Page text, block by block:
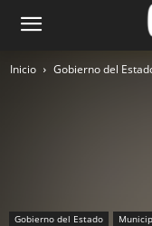
Inicio Gobierno del
Gobierno del Estado